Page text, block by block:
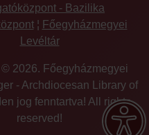
- Bazilika
¦ Főegyházmegyei
Levéltár
2026. Főegyházmegyei
- Archdiocesan Library of
jog fenntartva! All rights
reserved!